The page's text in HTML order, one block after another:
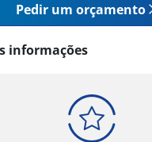
Pedir um orçamento
informações